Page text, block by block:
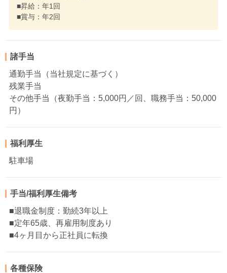
■昇給：年1回
■賞与：年2回
諸手当
通勤手当（当社規定に基づく）
残業手当
その他手当（夜勤手当：5,000円／回、職務手当：50,000
円）
福利厚生
駐車場
手当/福利厚生備考
■退職金制度：勤続3年以上
■定年65歳、再雇用制度あり
■4ヶ月目から正社員に転換
各種保険